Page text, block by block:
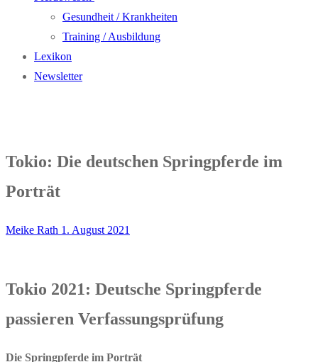
Gesundheit / Krankheiten
Training / Ausbildung
Lexikon
Newsletter
Tokio: Die deutschen Springpferde im
Porträt
Meike Rath 1. August 2021
Tokio 2021: Deutsche Springpferde
passieren Verfassungsprüfung
Die Springpferde im Porträt